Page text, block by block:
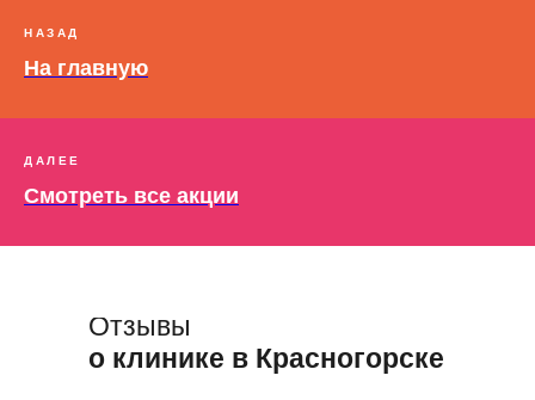
НАЗАД
На главную
ДАЛЕЕ
Смотреть все акции
Отзывы
о клинике в Красногорске